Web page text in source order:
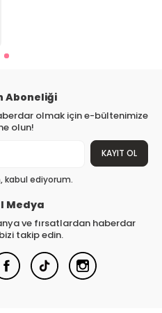
Aboneliği
olmak için e-bültenimize
olun!
KAYIT OL
kabul ediyorum.
Medya
ve fırsatlardan haberdar
takip edin.